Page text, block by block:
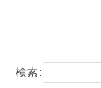
検索: